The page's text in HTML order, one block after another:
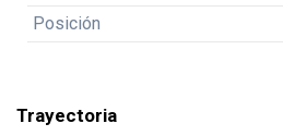
Posición
Trayectoria